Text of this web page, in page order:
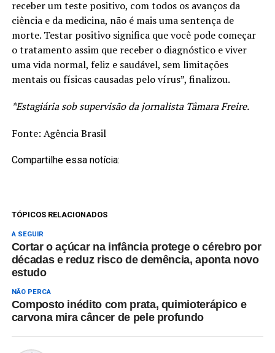
receber um teste positivo, com todos os avanços da
ciência e da medicina, não é mais uma sentença de
morte. Testar positivo significa que você pode começar
o tratamento assim que receber o diagnóstico e viver
uma vida normal, feliz e saudável, sem limitações
mentais ou físicas causadas pelo vírus”, finalizou.
*Estagiária sob supervisão da jornalista Tâmara Freire.
Fonte: Agência Brasil
Compartilhe essa notícia:
TÓPICOS RELACIONADOS
A SEGUIR
Cortar o açúcar na infância protege o cérebro por
décadas e reduz risco de demência, aponta novo
estudo
NÃO PERCA
Composto inédito com prata, quimioterápico e
carvona mira câncer de pele profundo